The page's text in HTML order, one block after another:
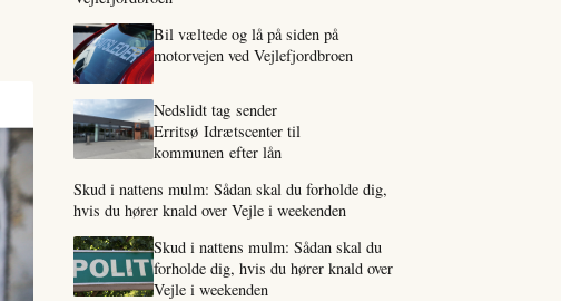
Bil væltede og lå på siden på
motorvejen ved Vejlefjordbroen
Nedslidt tag sender
Erritsø Idrætscenter til
kommunen efter lån
Skud i nattens mulm: Sådan skal du forholde dig,
hvis du hører knald over Vejle i weekenden
Skud i nattens mulm: Sådan skal du
forholde dig, hvis du hører knald over
Vejle i weekenden